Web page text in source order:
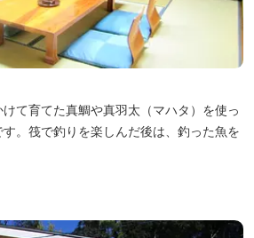
て育てた真鯛や真羽太（マハタ）を使っ
。筏で釣りを楽しんだ後は、釣った魚を